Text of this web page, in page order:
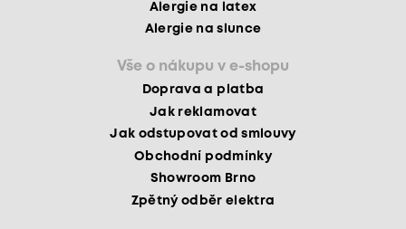
Alergie na latex
Alergie na slunce
Vše o nákupu v e-shopu
Doprava a platba
Jak reklamovat
Jak odstupovat od smlouvy
Obchodní podmínky
Showroom Brno
Zpětný odběr elektra